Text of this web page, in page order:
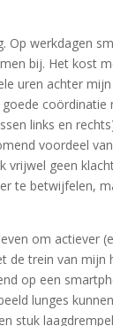
Op werkdagen
bij. Het kost
uren achter
coördinatie
links en
voordeel
vrijwel geen
te betwijfelen,
om actiever
de trein van mijn
op een
lunges
stuk